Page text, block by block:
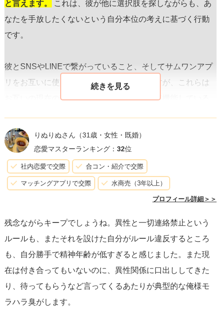
と言えます。
これは、彼が他に選択肢を探しながらも、あ
なたを手放したくないという自分本位の考えに基づく行動
です。
彼とSNSやLINEで繋がっていること、そしてサムワンアプ
リをお互いに使用している状態についてですが、これらは
お互いの現在の動向を確認し合う手段として機能している
く、むしろ互いに<誰 >癒えるのを遅らせる要因になってい
ると考えられます。
重要なことは、あなた自身の幸福と成長です。一方的な関
係で自分を犠牲にし続けることは、あなたの自尊心や個人
合うことは、一見すると未練があるように感じられます
が、その繋がりがあなたにポジティブな影響を与えている
かどうかを真剣に考える必要があります。
あなたが自分自身を大切にし、何に価値をおくかを見つめ
直す時期かもしれません。
りぬりぬさん （31歳・女性・既婚）
恋愛マスターランキング： 32位
社内恋愛で交際 合コン・紹介で交際
マッチングアプリで交際 水商売（3年以上）
プロフィール詳細＞＞
残念ながらキープでしょうね。異性と一切連絡禁止という
ルールも、またそれを設けた自分がルール違反するところ
も、自分勝手で精神年齢が低すぎると感じました。また現
在は付き合ってもいないのに、異性関係に口出ししてきた
り、待ってもらうなど言ってくるあたりが典型的な俺様モ
ラハラ臭がします。